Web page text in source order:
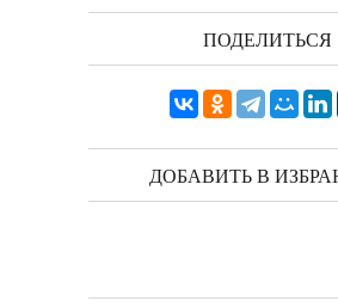
ПОДЕЛИТЬСЯ
ДОБАВИТЬ В